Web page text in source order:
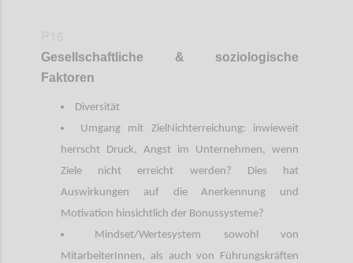
Gesellschaftliche & soziologische
Faktoren
Diversität
Umgang mit ZielNichterreichung: inwieweit
herrscht Druck, Angst im Unternehmen, wenn
Ziele nicht erreicht werden? Dies hat
Auswirkungen auf die Anerkennung und
Motivation hinsichtlich der Bonussysteme?
Mindset/Wertesystem sowohl von
MitarbeiterInnen, als auch von Führungskräften